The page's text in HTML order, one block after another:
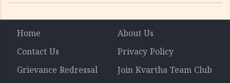
Home
About Us
Contact Us
Privacy Policy
Grievance Redressal
Join Kvartha Team Club